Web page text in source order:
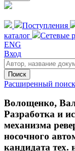
Поступления
каталог
Сетевые
ENG
Вход
Поиск
Расширенный поиск
Волощенко,
Разработка и
механизма
носочного
кандидата